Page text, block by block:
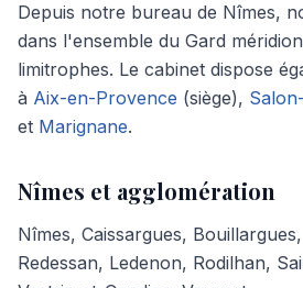
Depuis notre bureau de Nîmes,
dans l'ensemble du Gard
limitrophes. Le cabinet dispose
à Aix-en-Provence (siège),
et Marignane.
Nîmes et agglomération
Nîmes, Caissargues,
Redessan, Ledenon, Rodilhan,